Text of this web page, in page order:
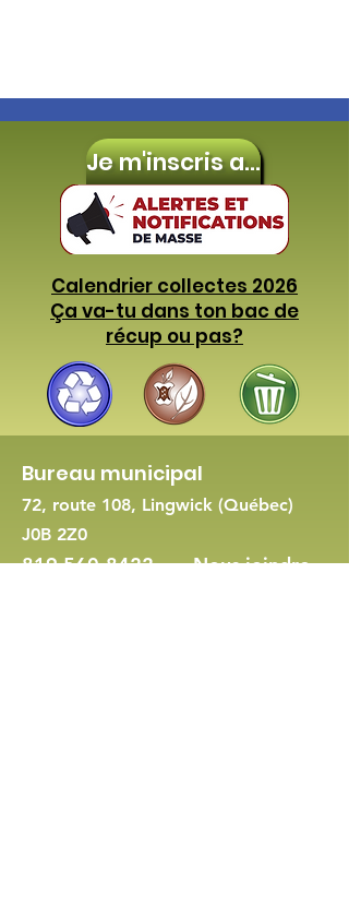
Je m'inscris aux
Calendrier collectes 2026
Ça va-tu dans ton bac de
récup ou pas?
Bureau municipal
72, route 108, Lingwick (Québec)
J0B 2Z0
819 560-8422-Nous joindre